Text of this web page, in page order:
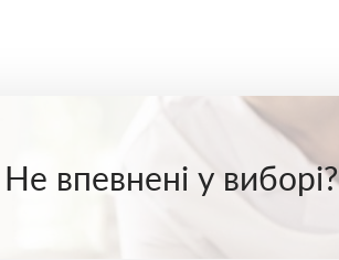
Не впевнені у виборі?